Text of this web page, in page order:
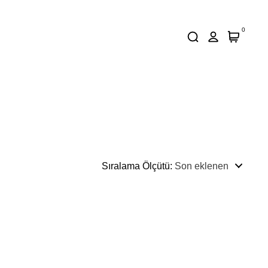
0
Sıralama Ölçütü: Son eklenen